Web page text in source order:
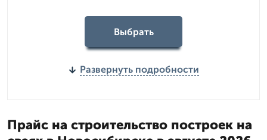
Выбрать
Развернуть подробности
Прайс на строительство построек на